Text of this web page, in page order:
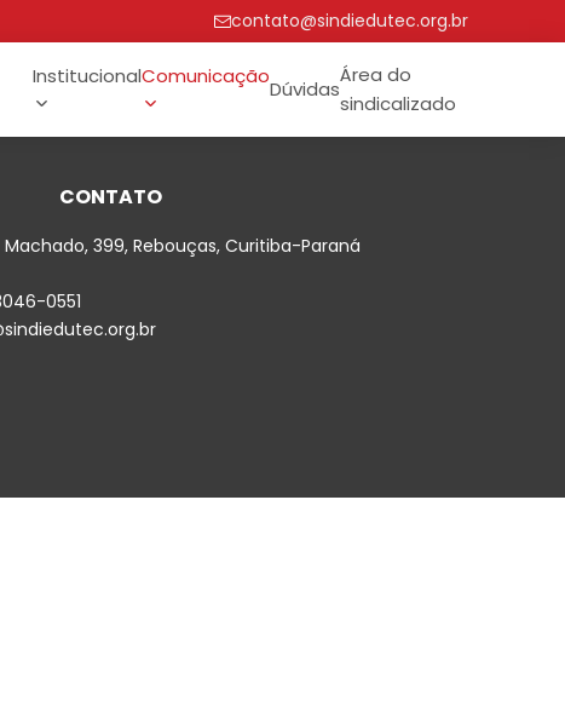
contato@sindiedutec.org.br
InstitucionalComunicação
Dúvidas
Área do
sindicalizado
CONTATO
Machado, 399, Rebouças, Curitiba-Paraná
0551